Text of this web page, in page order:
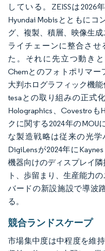
している。ZEISSは2026
Hyundai Mobisとともにコ
グ、複製、積層、映像生
ライチェーンに整合させ
た。それに先立つ動きと
Chemとのフォトポリマ
大判ホログラフィック機
tesaとの取り組みの正式
Holographics、Covestro
クに関する2024年の
な製造戦略は従来の光学
DigiLensが2024年に
機器向けのディスプレイ
ト、歩留まり、生産能力
バードの新設施設で導波
る。
競合ランドスケープ
市場集中度は中程度を維